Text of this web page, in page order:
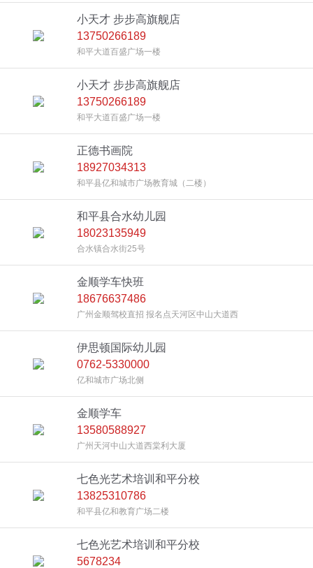
小天才 步步高旗舰店
13750266189
和平大道百盛广场一楼
小天才 步步高旗舰店
13750266189
和平大道百盛广场一楼
正德书画院
18927034313
和平县亿和城市广场教育城（二楼）
和平县合水幼儿园
18023135949
合水镇合水街25号
金顺学车快班
18676637486
广州金顺驾校直招 报名点天河区中山大道西
伊思顿国际幼儿园
0762-5330000
亿和城市广场北侧
金顺学车
13580588927
广州天河中山大道西棠利大厦
七色光艺术培训和平分校
13825310786
和平县亿和教育广场二楼
七色光艺术培训和平分校
5678234